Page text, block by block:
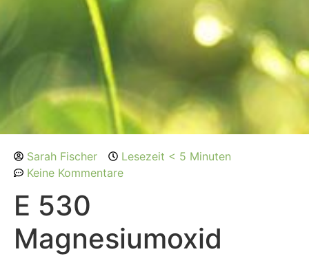
Sarah Fischer
Lesezeit < 5 Minuten
Keine Kommentare
E 530
Magnesiumoxid